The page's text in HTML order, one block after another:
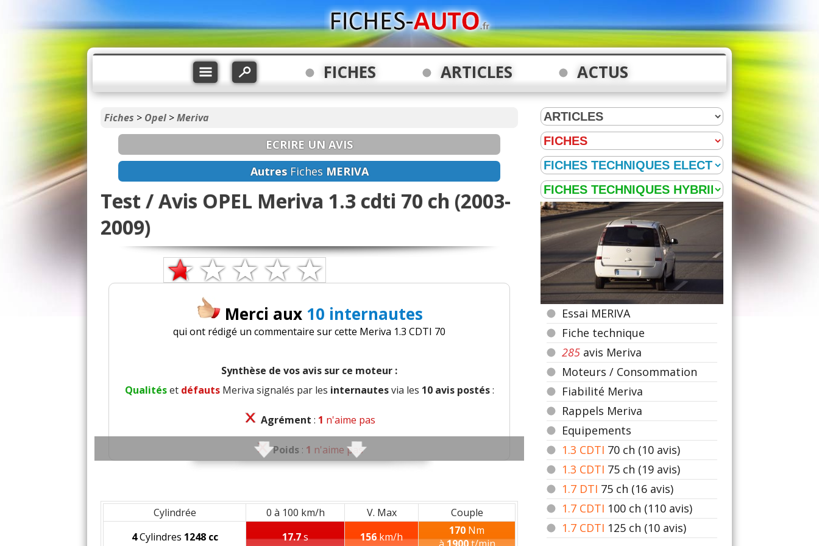
FICHES ARTICLES ACTUS
Fiches > Opel >Meriva
ECRIRE UN AVIS
AutresFiches MERIVA
Test / Avis OPEL Meriva 1.3 cdti 70 ch (2003-
2009)
Merci aux 10 internautes
qui ont rédigé un commentaire sur cette Meriva 1.3 CDTI 70
Synthèse de vos avis sur ce moteur :
Qualitéset défautsMeriva signalés par les internautesvia les 10 avis postés:
Agrément : 1 n'aime pas
Poids : 1 n'aime pas
Insonorisation et bruit perçu 1n'aime pas
Finition / qualité des plastiques:1n'aime pas
Cylindrée 0 à 100 km/h V. Max
Couple
4Cylindres 1248 cc 17.7s 156km/h 170 Nm
Essai MERIVA
Fiche technique
285 avis Meriva
Moteurs / Consommation
Fiabilité Meriva
Rappels Meriva
Equipements
1.3 CDTI 70 ch (10 avis)
1.3 CDTI 75 ch (19 avis)
1.7 DTI 75 ch (16 avis)
1.7 CDTI 100 ch (110 avis)
1.7 CDTI 125 ch (10 avis)